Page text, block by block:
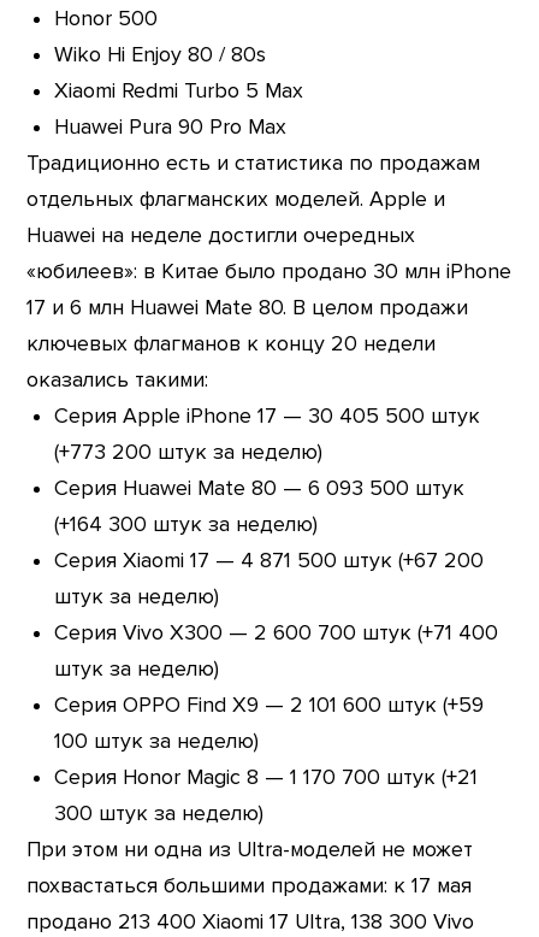
Honor 500
Wiko Hi Enjoy 80 / 80s
Xiaomi Redmi Turbo 5 Max
Huawei Pura 90 Pro Max
Традиционно есть и статистика по продажам
отдельных флагманских моделей. Apple и
Huawei на неделе достигли очередных
«юбилеев»: в Китае было продано 30 млн iPhone
17 и 6 млн Huawei Mate 80. В целом продажи
ключевых флагманов к концу 20 недели
оказались такими:
Серия Apple iPhone 17 — 30 405 500 штук
(+773 200 штук за неделю)
Серия Huawei Mate 80 — 6 093 500 штук
(+164 300 штук за неделю)
Серия Xiaomi 17 — 4 871 500 штук (+67 200
штук за неделю)
Серия Vivo X300 — 2 600 700 штук (+71 400
штук за неделю)
Серия OPPO Find X9 — 2 101 600 штук (+59
100 штук за неделю)
Серия Honor Magic 8 — 1 170 700 штук (+21
300 штук за неделю)
При этом ни одна из Ultra-моделей не может
похвастаться большими продажами: к 17 мая
продано 213 400 Xiaomi 17 Ultra, 138 300 Vivo